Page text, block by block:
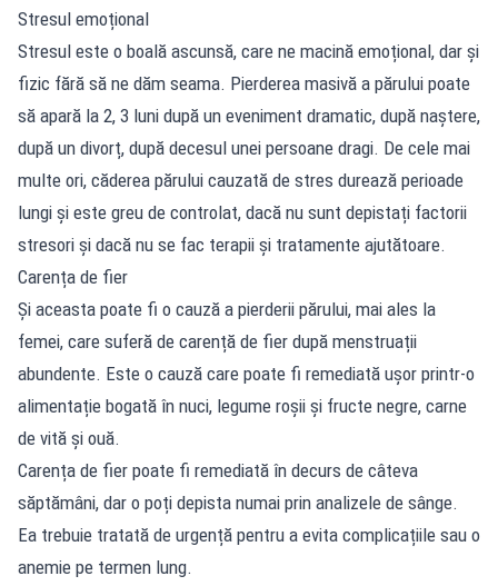
Stresul emoțional
Stresul este o boală ascunsă, care ne macină emoțional, dar și
fizic fără să ne dăm seama. Pierderea masivă a părului poate
să apară la 2, 3 luni după un eveniment dramatic, după naștere,
după un divorț, după decesul unei persoane dragi. De cele mai
multe ori, căderea părului cauzată de stres durează perioade
lungi și este greu de controlat, dacă nu sunt depistați factorii
stresori și dacă nu se fac terapii și tratamente ajutătoare.
Carența de fier
Și aceasta poate fi o cauză a pierderii părului, mai ales la
femei, care suferă de carență de fier după menstruații
abundente. Este o cauză care poate fi remediată ușor printr-o
alimentație bogată în nuci, legume roșii și fructe negre, carne
de vită și ouă.
Carența de fier poate fi remediată în decurs de câteva
săptămâni, dar o poți depista numai prin analizele de sânge.
Ea trebuie tratată de urgență pentru a evita complicațiile sau o
anemie pe termen lung.